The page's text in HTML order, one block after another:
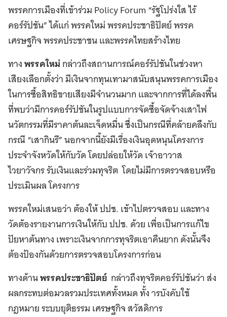
พรรคการเมืองที่เข้าร่วม Policy Forum “รัฐโปร่งใส ไร้
คอร์รัปชัน” ได้แก่ พรรคใหม่ พรรคประชาธิปัตย์ พรรค
เศรษฐกิจ พรรคประชาชน และพรรคไทยสร้างไทย
ทางพรรคใหม่กล่าวถึงสถานการณ์คอร์รัปชันในช่วงหา
เสียงเลือกตั้งว่า มีเงินจากทุนเทามาสนับสนุนพรรคการเมือง
ในการซื้อสิทธิขายเสียงมีจำนวนมาก และจากการที่ได้ลงพื้น
ที่พบว่ามีการคอร์รัปชันในรูปแบบการจัดซื้อจัดจ้างเสาไฟ
นวัตกรรมที่มีราคาต้นละเจ็ดหมื่น ซึ่งเป็นกรณีที่คล้ายคลึงกับ
กรณี “เสากินรี” นอกจากนี้ยังมีเรื่องเงินอุดหนุนโครงการ
ประจำจังหวัดให้กับวัด โดยปล่อยให้วัด เจ้าอาวาส
ไวยาวัจกร รับเงินและร่วมทุจริต โดยไม่มีการตรวจสอบหรือ
ประเมินผล โครงการ
พรรคใหม่เสนอว่า ต้องให้ ปปช. เข้าไปตรวจสอบ และทาง
วัดต้องรายงานการเงินให้กับ ปปช. ด้วย เพื่อเป็นการแก้ไข
ปัยหาต้นทาง เพราะเงินจากการทุจริตเอาคืนยาก ดังนั้นจึง
ต้องป้องกันด้วยการตรวจสอบโครงการก่อน
ทางด้านพรรคประชาธิปัตย์ กล่าวถึงทุจริตคอร์รัปชันว่า ส่ง
ผลกระทบต่อมวลรวมประเทศทั้งหมด ทั้ง ารบังคับใช้
กฎหมาย ระบบยุติธรรม เศรษฐกิจ สวัสดิการ